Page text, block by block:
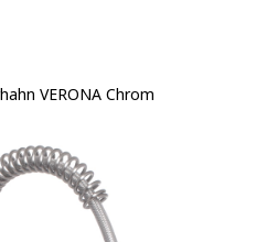
VERONA Chrom